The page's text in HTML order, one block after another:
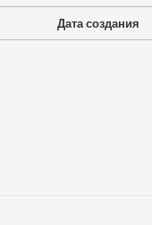
Дата создания